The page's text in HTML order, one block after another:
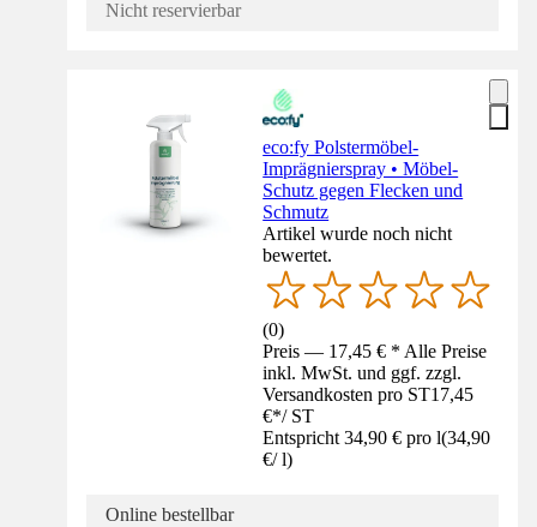
Nicht reservierbar
eco:fy Polstermöbel-
Imprägnierspray • Möbel-
Schutz gegen Flecken und
Schmutz
Artikel wurde noch nicht
bewertet.
(0)
Preis — 17,45 € * Alle Preise
inkl. MwSt. und ggf. zzgl.
Versandkosten pro ST17,45
€*/ ST
Entspricht 34,90 € pro l(34,90
€/ l)
Online bestellbar